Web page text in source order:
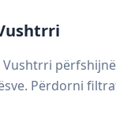
Vushtrri
Përdorni